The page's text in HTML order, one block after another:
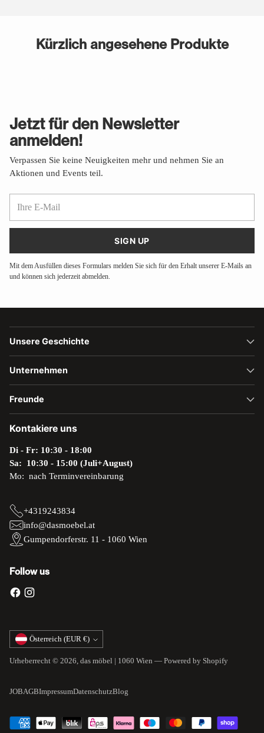
Kürzlich angesehene Produkte
Jetzt für den Newsletter
anmelden!
Verpassen Sie keine Neuigkeiten mehr und nehmen Sie an
Aktionen und Events teil.
SIGN UP
Mit dem Ausfüllen dieses Formulars melden Sie sich für den Erhalt unserer E-Mails an
und können sich jederzeit abmelden.
Unsere Geschichte
Unternehmen
Freunde
Kontakiere uns
Di - Fr: 10:30 - 18:00
Sa: 10:30 - 15:00 (Juli+August)
Mo: nach Terminvereinbarung
+4319243834
info@dasmoebel.at
Gumpendorferstr. 11 - 1060 Wien
Follow us
Währung Österreich (EUR €)
Urheberrecht © 2026, das möbel | 1060 Wien — Powered by Shopify
JOBAGBImpressumDatenschutzBlog